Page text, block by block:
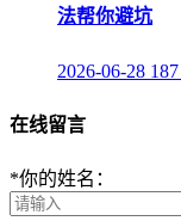
法帮你避坑
2026-06-28
在线留言
*你的姓名：